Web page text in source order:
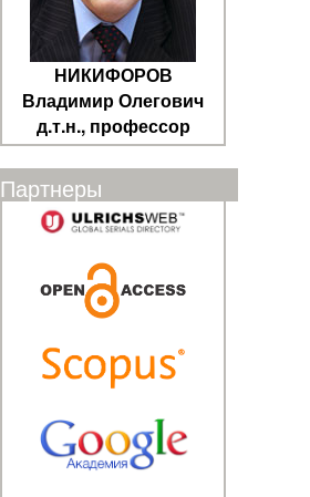
НИКИФОРОВ
Владимир Олегович
д.т.н., профессор
Партнеры